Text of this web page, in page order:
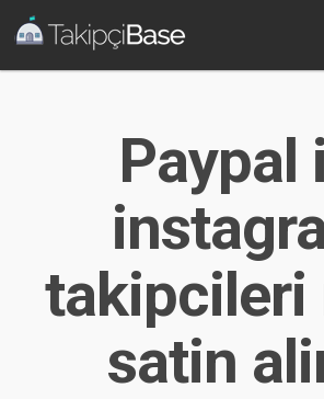
Paypal
takipcileri
satin